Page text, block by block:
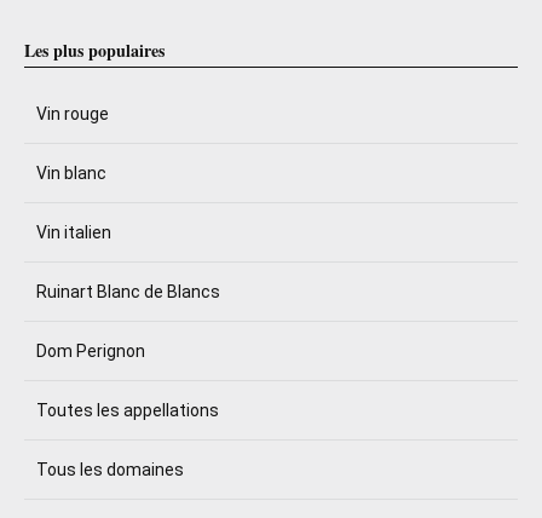
Les plus populaires
Vin rouge
Vin blanc
Vin italien
Ruinart Blanc de Blancs
Dom Perignon
Toutes les appellations
Tous les domaines